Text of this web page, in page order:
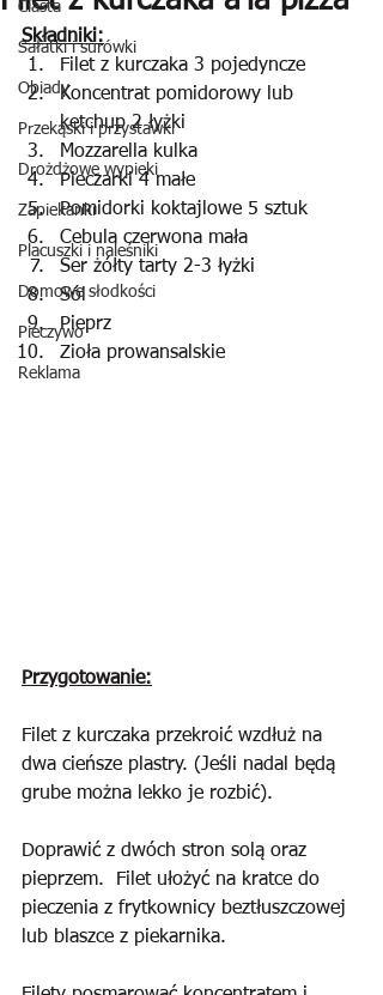
Ciasta
Sałatki i surówki
Obiady
Przekąski i przystawki
Drożdżowe wypieki
Zapiekanki
Placuszki i naleśniki
Domowe słodkości
Pieczywo
Reklama
Składniki:
Filet z kurczaka 3 pojedyncze
Koncentrat pomidorowy lub
ketchup 2 łyżki
Mozzarella kulka
Pieczarki 4 małe
Pomidorki koktajlowe 5 sztuk
Cebula czerwona mała
Ser żółty tarty 2-3 łyżki
Sól
Pieprz
Zioła prowansalskie
Przygotowanie:
Filet z kurczaka przekroić wzdłuż na
dwa cieńsze plastry. (Jeśli nadal będą
grube można lekko je rozbić).
Doprawić z dwóch stron solą oraz
pieprzem.  Filet ułożyć na kratce do
pieczenia z frytkownicy beztłuszczowej
lub blaszce z piekarnika.